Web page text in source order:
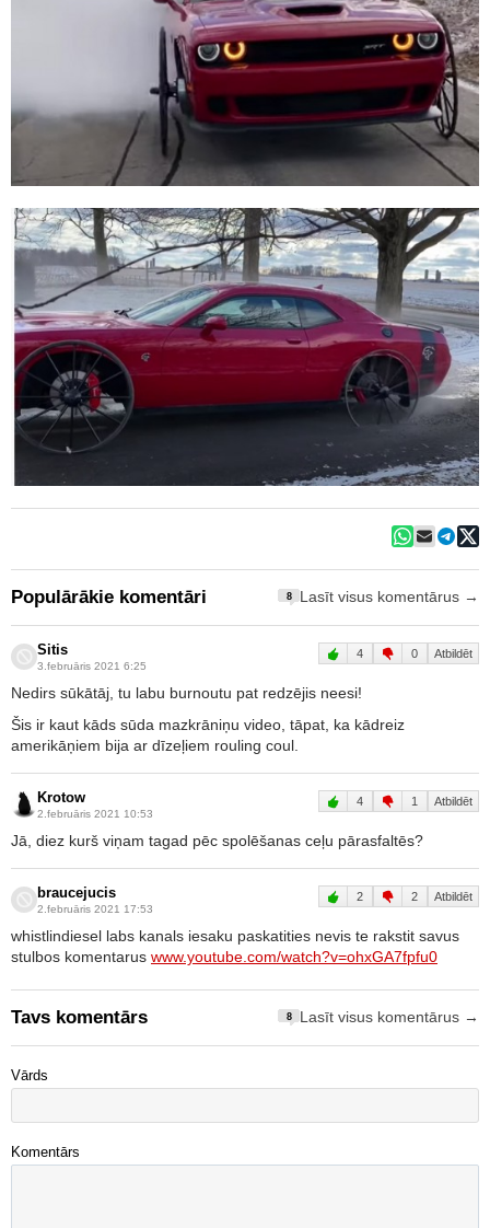
Populārākie komentāri 8 Lasīt visus komentārus →
Sitis
3.februāris 2021 6:25
4 0 Atbildēt
Nedirs sūkātāj, tu labu burnoutu pat redzējis neesi!
Šis ir kaut kāds sūda mazkrāniņu video, tāpat, ka kādreiz
amerikāņiem bija ar dīzeļiem rouling coul.
Krotow
2.februāris 2021 10:53
4 1 Atbildēt
Jā, diez kurš viņam tagad pēc spolēšanas ceļu pārasfaltēs?
braucejucis
2.februāris 2021 17:53
2 2 Atbildēt
whistlindiesel labs kanals iesaku paskatities nevis te rakstit savus
stulbos komentarus www.youtube.com/watch?v=ohxGA7fpfu0
Tavs komentārs 8 Lasīt visus komentārus →
Vārds
Komentārs